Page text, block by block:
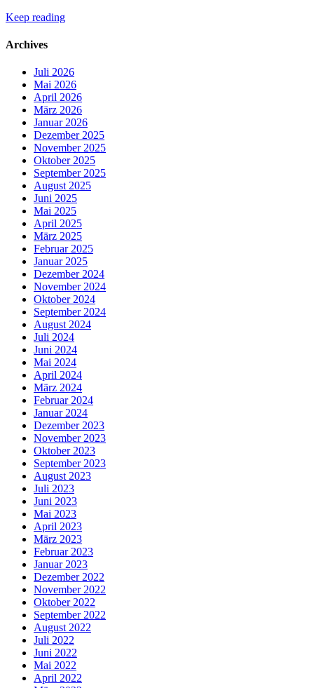
Keep reading
Archives
Juli 2026
Mai 2026
April 2026
März 2026
Januar 2026
Dezember 2025
November 2025
Oktober 2025
September 2025
August 2025
Juni 2025
Mai 2025
April 2025
März 2025
Februar 2025
Januar 2025
Dezember 2024
November 2024
Oktober 2024
September 2024
August 2024
Juli 2024
Juni 2024
Mai 2024
April 2024
März 2024
Februar 2024
Januar 2024
Dezember 2023
November 2023
Oktober 2023
September 2023
August 2023
Juli 2023
Juni 2023
Mai 2023
April 2023
März 2023
Februar 2023
Januar 2023
Dezember 2022
November 2022
Oktober 2022
September 2022
August 2022
Juli 2022
Juni 2022
Mai 2022
April 2022